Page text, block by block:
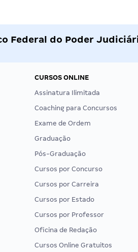
Federal do Poder
CURSOS ONLINE
Assinatura Ilimitada
Coaching para Concursos
Exame de Ordem
Graduação
Pós-Graduação
Cursos por Concurso
Cursos por Carreira
Cursos por Estado
Cursos por Professor
Oficina de Redação
Cursos Online Gratuitos